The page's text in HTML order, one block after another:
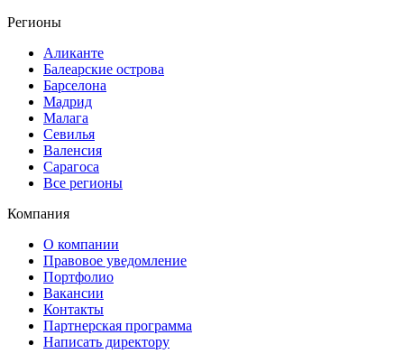
Регионы
Аликанте
Балеарские острова
Барселона
Мадрид
Малага
Севилья
Валенсия
Сарагоса
Все регионы
Компания
О компании
Правовое уведомление
Портфолио
Вакансии
Контакты
Партнерская программа
Написать директору